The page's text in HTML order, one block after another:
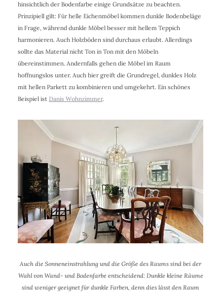
hinsichtlich der Bodenfarbe einige Grundsätze zu beachten.
Prinzipiell gilt: Für helle Eichenmöbel kommen dunkle Bodenbeläge
in Frage, während dunkle Möbel besser mit hellem Teppich
harmonieren. Auch Holzböden sind durchaus erlaubt. Allerdings
sollte das Material nicht Ton in Ton mit den Möbeln
übereinstimmen. Andernfalls gehen die Möbel im Raum
hoffnungslos unter. Auch hier greift die Grundregel, dunkles Holz
mit hellen Parkett zu kombinieren und umgekehrt. Ein schönes
Beispiel ist Danis Wohnzimmer.
Auch die Sonneneinstrahlung und die Größe des Raums sind bei der
Wahl von Wand- und Bodenfarbe entscheidend: Dunkle kleine Räume
sind weniger geeignet für dunkle Farben, denn dies lässt den Raum